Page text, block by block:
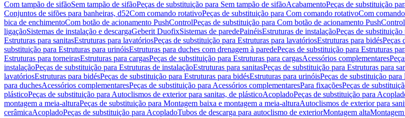
Com tampão de sifãoSem tampão de sifãoPeças de substituição para Sem tampão de sifãoAcabamentoPeças de substituição
Conjuntos de sifões para banheiras, d52Com comando rotativoPeças de substituição para Com comando rotativoCom
bica de enchimentoCom botão de acionamento PushControlPeças de substituição para Com botão de acionamento PushControl
ligaçãoSistemas de instalação e descargaGeberit DuofixSistemas de paredePainéisEstruturas de instalaçãoPeças de
Estruturas para sanitasEstruturas para lavatóriosPeças de substituição para Estruturas para lavatóriosEstruturas para bidésPeças
substituição para Estruturas para urinóisEstruturas para duches com drenagem à paredePeças de substituição para Estruturas
Estruturas para torneirasEstruturas para cargasPeças de substituição para Estruturas para cargasAcessórios complementares
instalaçãoPeças de substituição para Estruturas de instalaçãoEstruturas para sanitasPeças de substituição para Estruturas para
lavatóriosEstruturas para bidésPeças de substituição para Estruturas para bidésEstruturas para urinóisPeças de substituição
para duchesAcessórios complementaresPeças de substituição para Acessórios complementaresPara fixaçõesPeças de
plásticoPeças de substituição para Autoclismos de exterior para sanitas, de plásticoAcopladoPeças de substituição para
montagem a meia-alturaPeças de substituição para Montagem baixa e montagem a meia-alturaAutoclismos de exterior para
cerâmicaAcopladoPeças de substituição para AcopladoTubos de descarga para autoclismo de exteriorMontagem alta